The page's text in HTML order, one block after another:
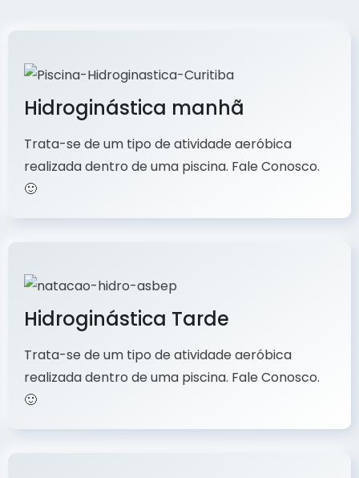
Hidroginástica manhã
Trata-se de um tipo de atividade aeróbica
realizada dentro de uma piscina. Fale Conosco.
🙂
Hidroginástica Tarde
Trata-se de um tipo de atividade aeróbica
realizada dentro de uma piscina. Fale Conosco.
🙂